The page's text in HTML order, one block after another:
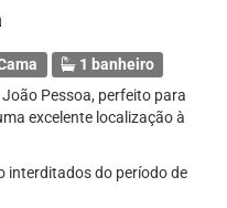
1 banheiro
Pessoa, perfeito para
excelente localização à
interditados do período de